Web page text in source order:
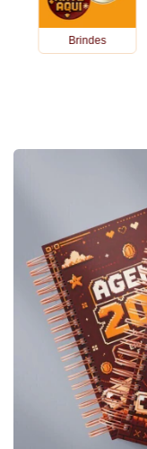
Brindes